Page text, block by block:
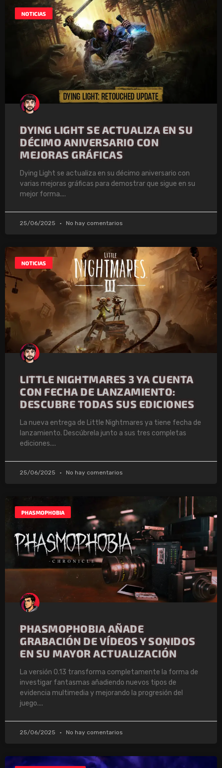
NOTICIAS
DYING LIGHT SE ACTUALIZA EN SU
DÉCIMO ANIVERSARIO CON
MEJORAS GRÁFICAS
Dying Light se actualiza en su décimo aniversario con
varias mejoras gráficas para demostrar que sigue en su
mejor forma.
25/06/2025 No hay comentarios
NOTICIAS
LITTLE NIGHTMARES 3 YA CUENTA
CON FECHA DE LANZAMIENTO:
DESCUBRE TODAS SUS EDICIONES
La nueva entrega de Little Nightmares ya tiene fecha de
lanzamiento. Descúbrela junto a sus tres completas
ediciones.
25/06/2025 No hay comentarios
PHASMOPHOBIA
PHASMOPHOBIA AÑADE
GRABACIÓN DE VÍDEOS Y SONIDOS
EN SU MAYOR ACTUALIZACIÓN
La versión 0.13 transforma completamente la forma de
investigar fantasmas añadiendo nuevos tipos de
evidencia multimedia y mejorando la progresión del
juego.
25/06/2025 No hay comentarios